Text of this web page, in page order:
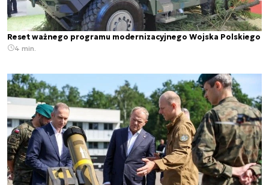
Reset ważnego programu modernizacyjnego Wojska Polskiego
4 min.